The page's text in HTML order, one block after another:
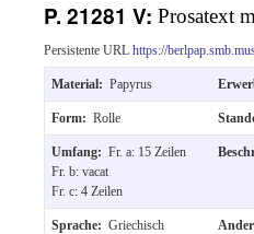
springen
P. 21281 V: Prosatext
Persistente URL https://
Material: Papyrus
Form: Rolle
Umfang: Fr. a: 15 Zeilen
Fr. b: vacat
Fr. c: 4 Zeilen
Sprache: Griechisch